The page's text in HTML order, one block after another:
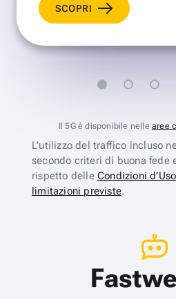
SCOPRI
Il 5G è disponibile nelle aree
L’utilizzo del traffico incluso
secondo criteri di buona fede
rispetto delle Condizioni
limitazioni previste.